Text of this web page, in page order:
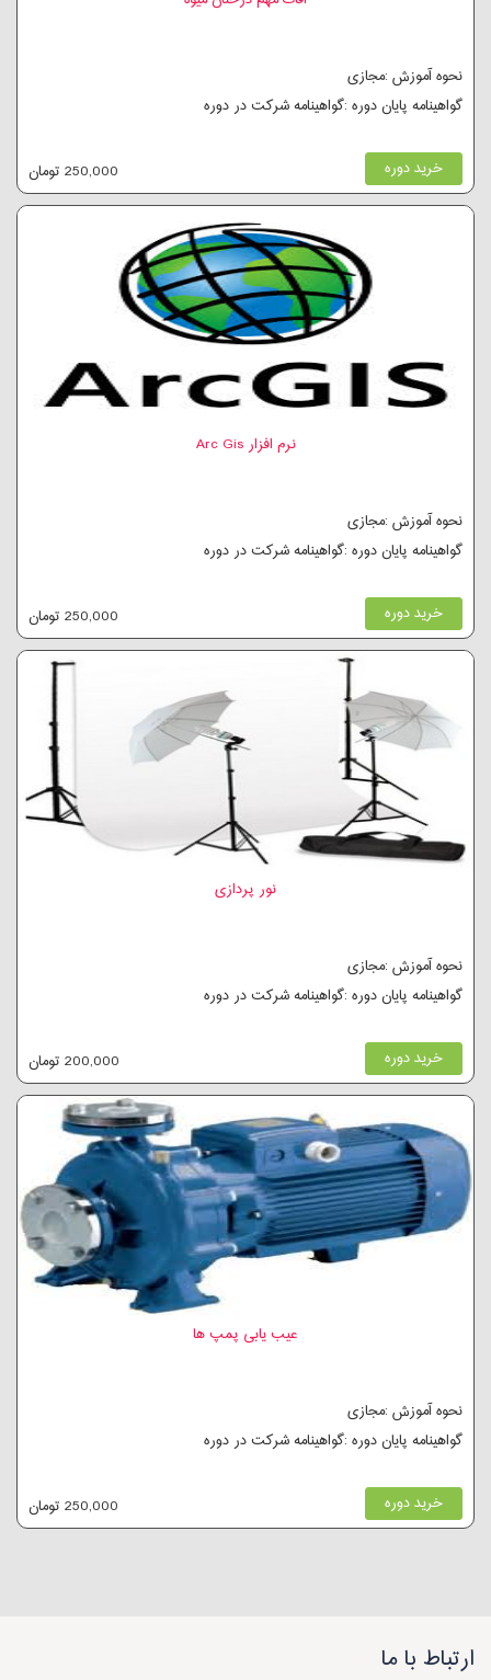
نحوه آموزش :مجازی
گواهینامه پایان دوره :گواهینامه شرکت در دوره
خرید دوره 250,000 تومان
نرم افزار Arc Gis
نحوه آموزش :مجازی
گواهینامه پایان دوره :گواهینامه شرکت در دوره
خرید دوره 250,000 تومان
نور پردازی
نحوه آموزش :مجازی
گواهینامه پایان دوره :گواهینامه شرکت در دوره
خرید دوره 200,000 تومان
عیب یابی پمپ ها
نحوه آموزش :مجازی
گواهینامه پایان دوره :گواهینامه شرکت در دوره
خرید دوره 250,000 تومان
ارتباط با ما